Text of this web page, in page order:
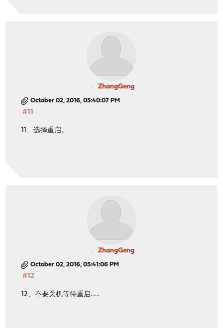
ZhangGeng
October 02, 2016, 05:40:07 PM
#11
11、选择重启。
ZhangGeng
October 02, 2016, 05:41:06 PM
#12
12、不要关机等待重启......